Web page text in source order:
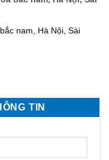
nam, Hà Nội, Sài
TIN